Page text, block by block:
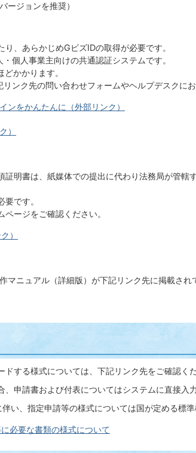
ジョンを推奨）
用にあたり、あらかじめGビズIDの取
る法人・個人事業主向けの共通認証
ら1か月ほどかかります。
ンク先の問い合わせフォームやヘルプデスクにお
ンをかんたんに（外部リンク）
）
証明書は、紙媒体での提出に代わり法務局が管轄
す。
ドの取得が必要です。
ージをご確認ください。
）
マニュアル（詳細版）が下記リンク先に掲載され
ドする様式については、下記リンク先をご確認くだ
申請書および付表についてはシステムに直接入
い、指定申請等の様式については国が定める標準
必要な書類の様式について